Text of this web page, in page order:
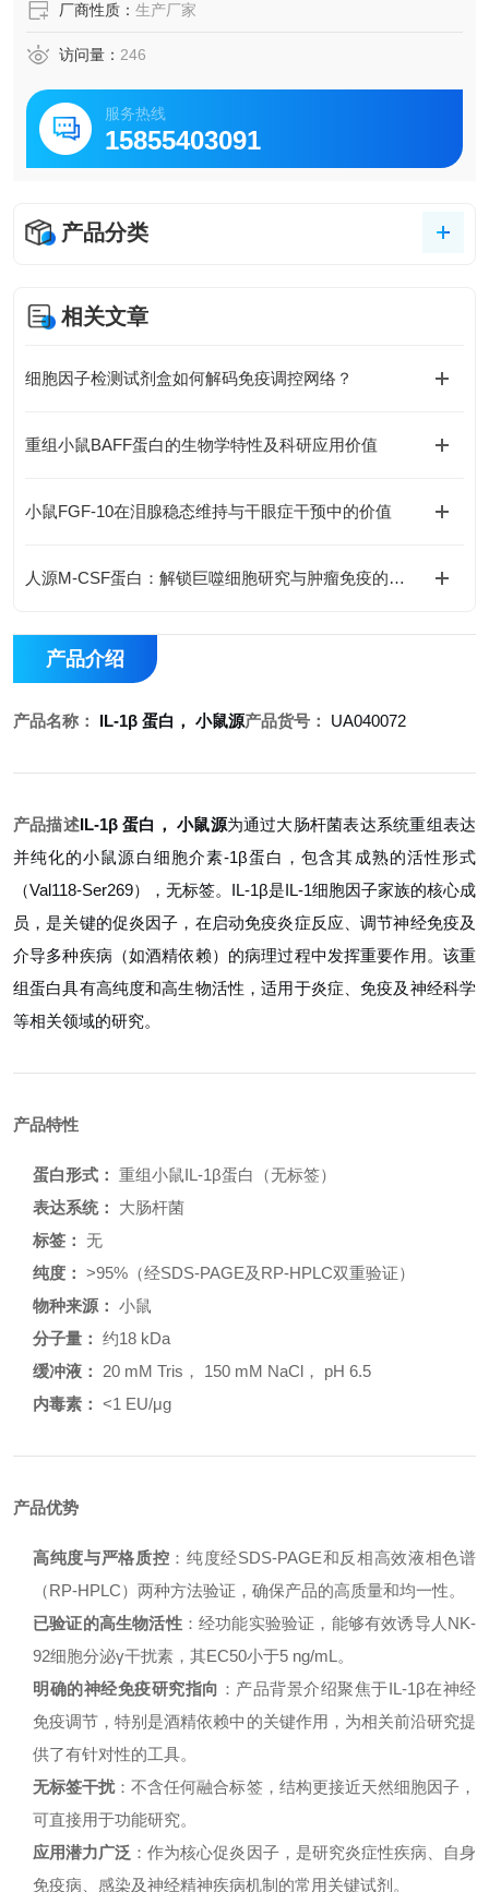
厂商性质： 生产厂家
访问量： 246
服务热线
15855403091
产品分类
相关文章
细胞因子检测试剂盒如何解码免疫调控网络？
重组小鼠BAFF蛋白的生物学特性及科研应用价值
小鼠FGF-10在泪腺稳态维持与干眼症干预中的价值
人源M-CSF蛋白：解锁巨噬细胞研究与肿瘤免疫的科研密钥
产品介绍
产品名称： IL-1β 蛋白， 小鼠源产品货号： UA040072
产品描述IL-1β 蛋白， 小鼠源为通过大肠杆菌表达系统重组表达
并纯化的小鼠源白细胞介素-1β蛋白，包含其成熟的活性形式
（Val118-Ser269），无标签。IL-1β是IL-1细胞因子家族的核心成
员，是关键的促炎因子，在启动免疫炎症反应、调节神经免疫及
介导多种疾病（如酒精依赖）的病理过程中发挥重要作用。该重
组蛋白具有高纯度和高生物活性，适用于炎症、免疫及神经科学
等相关领域的研究。
产品特性
蛋白形式： 重组小鼠IL-1β蛋白（无标签）
表达系统：
大肠杆菌
标签： 无
纯度： >95%（经SDS-PAGE及RP-HPLC双重验证）
物种来源： 小鼠
分子量： 约18 kDa
缓冲液：
20 mM Tris， 150 mM NaCl， pH 6.5
内毒素： <1 EU/μg
产品优势
高纯度与严格质控 ：纯度经SDS-PAGE和反相高效液相色谱
（RP-HPLC）两种方法验证，确保产品的高质量和均一性。
已验证的高生物活性：经功能实验验证，能够有效诱导人NK-
92细胞分泌γ干扰素，其EC50小于5 ng/mL。
明确的神经免疫研究指向 ：产品背景介绍聚焦于IL-1β在神经
免疫调节，特别是酒精依赖中的关键作用，为相关前沿研究提
供了有针对性的工具。
无标签干扰：不含任何融合标签，结构更接近天然细胞因子，
可直接用于功能研究。
应用潜力广泛 ：作为核心促炎因子，是研究炎症性疾病、自身
免疫病、感染及神经精神疾病机制的常用关键试剂。